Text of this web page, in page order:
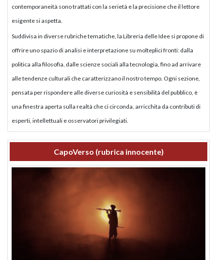
contemporaneità sono trattati con la serietà e la precisione che il lettore
esigente si aspetta.
Suddivisa in diverse rubriche tematiche, la Libreria delle Idee si propone di
offrire uno spazio di analisi e interpretazione su molteplici fronti: dalla
politica alla filosofia, dalle scienze sociali alla tecnologia, fino ad arrivare
alle tendenze culturali che caratterizzano il nostro tempo. Ogni sezione,
pensata per rispondere alle diverse curiosità e sensibilità del pubblico, è
una finestra aperta sulla realtà che ci circonda, arricchita da contributi di
esperti, intellettuali e osservatori privilegiati.
CapoVerso (rubrica innocente)